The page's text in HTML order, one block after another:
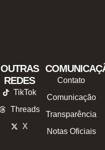
OUTRAS
REDES
TikTok
Threads
X
Contato
Comunicação
Transparência
Notas Oficiais